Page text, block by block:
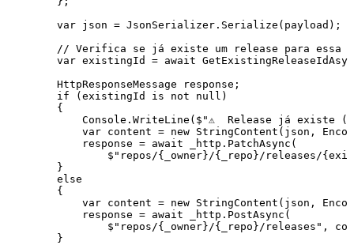
        var
json = JsonSerializer . Serialize (payload);
// Verifica se já existe um release para essa
        var
existingId = await
        HttpResponseMessage
response;
        if
(existingId is not null )
        {
            Console
. WriteLine ( $" ⚠️  Release já existe
            var
content = new StringContent (json ,
            response
= await _http . PatchAsync (
                $"
repos/{ _owner } /{ _repo } /releases/{
        }
        else
        {
            var
content = new StringContent (json ,
            response
= await _http . PostAsync (
                $"
repos/{ _owner } /{ _repo } /releases " ,
        }